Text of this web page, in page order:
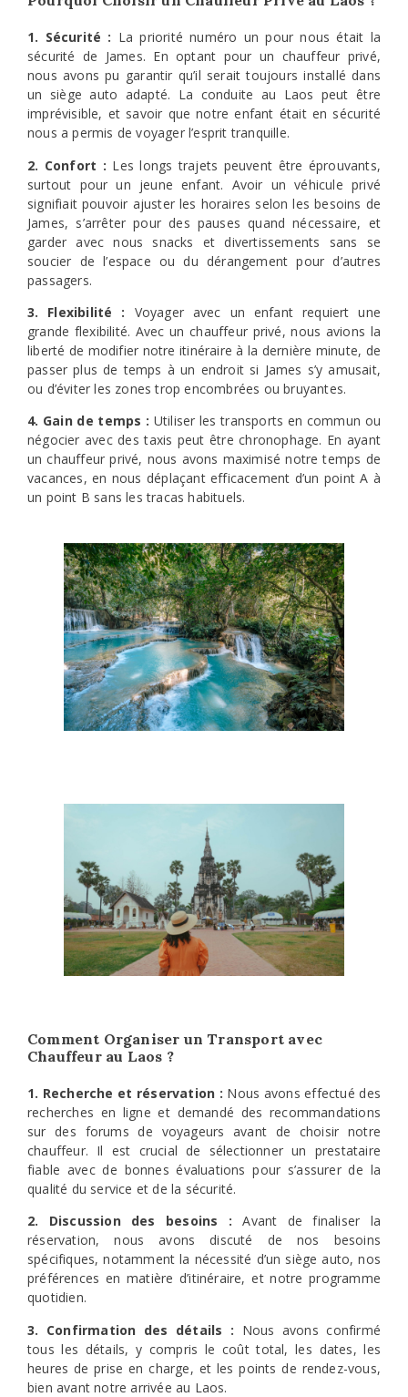
1. Sécurité : La priorité numéro un pour nous était la
sécurité de James. En optant pour un chauffeur privé,
nous avons pu garantir qu’il serait toujours installé dans
un siège auto adapté. La conduite au Laos peut être
imprévisible, et savoir que notre enfant était en sécurité
nous a permis de voyager l’esprit tranquille.
2. Confort : Les longs trajets peuvent être éprouvants,
surtout pour un jeune enfant. Avoir un véhicule privé
signifiait pouvoir ajuster les horaires selon les besoins de
James, s’arrêter pour des pauses quand nécessaire, et
garder avec nous snacks et divertissements sans se
soucier de l’espace ou du dérangement pour d’autres
passagers.
3. Flexibilité : Voyager avec un enfant requiert une
grande flexibilité. Avec un chauffeur privé, nous avions la
liberté de modifier notre itinéraire à la dernière minute, de
passer plus de temps à un endroit si James s’y amusait,
ou d’éviter les zones trop encombrées ou bruyantes.
4. Gain de temps : Utiliser les transports en commun ou
négocier avec des taxis peut être chronophage. En ayant
un chauffeur privé, nous avons maximisé notre temps de
vacances, en nous déplaçant efficacement d’un point A à
un point B sans les tracas habituels.
Comment Organiser un Transport avec
Chauffeur au Laos ?
1. Recherche et réservation : Nous avons effectué des
recherches en ligne et demandé des recommandations
sur des forums de voyageurs avant de choisir notre
chauffeur. Il est crucial de sélectionner un prestataire
fiable avec de bonnes évaluations pour s’assurer de la
qualité du service et de la sécurité.
2. Discussion des besoins : Avant de finaliser la
réservation, nous avons discuté de nos besoins
spécifiques, notamment la nécessité d’un siège auto, nos
préférences en matière d’itinéraire, et notre programme
quotidien.
3. Confirmation des détails : Nous avons confirmé
tous les détails, y compris le coût total, les dates, les
heures de prise en charge, et les points de rendez-vous,
bien avant notre arrivée au Laos.